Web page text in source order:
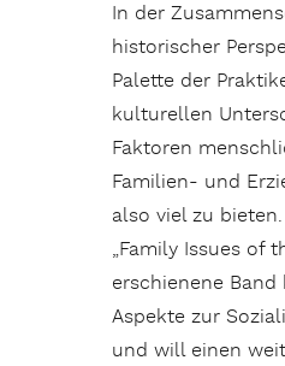
In der
historischer
Palette der
kulturellen
Faktoren
Familien- und
also viel zu
„Family Issues of
erschienene
Aspekte zur
und will einen